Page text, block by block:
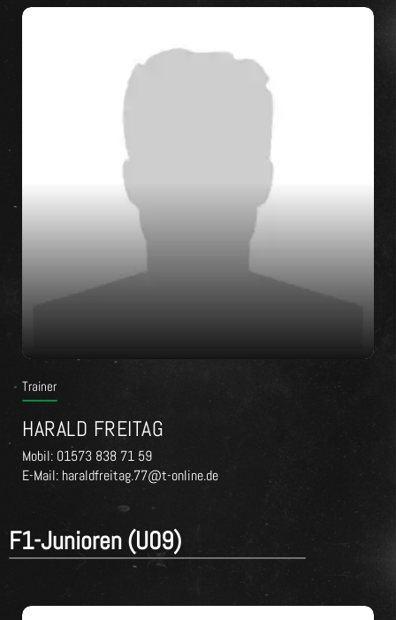
Trainer
HARALD FREITAG
Mobil: 01573 838 71 59
E-Mail: haraldfreitag.77@t-online.de
F1-Junioren (U09)